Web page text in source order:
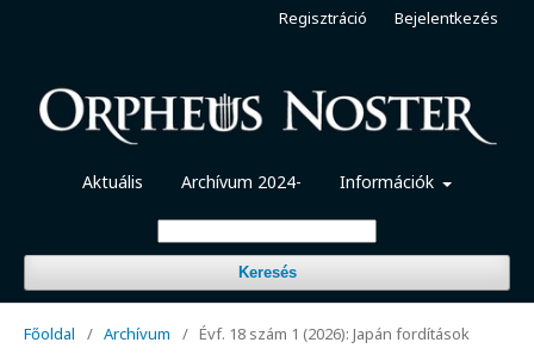
Aktuális Archívum 2024- Információk
Keresés
Regisztráció Bejelentkezés
Főoldal / Archívum / Évf. 18 szám 1 (2026): Japán fordítások